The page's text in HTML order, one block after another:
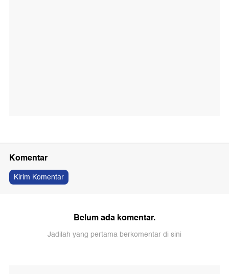
Komentar
Kirim Komentar
Belum ada komentar.
Jadilah yang pertama berkomentar di sini